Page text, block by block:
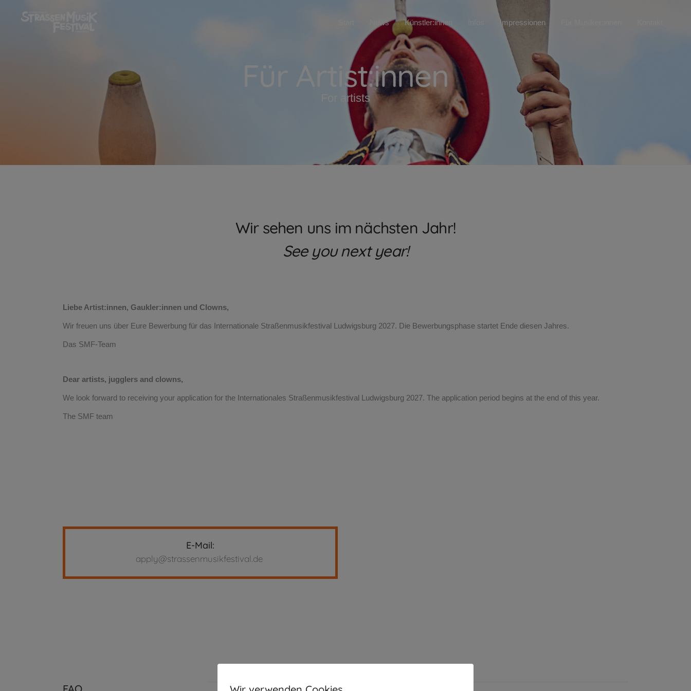
News Künstler:innen Impressionen
Für Artist:innen
For artists
Wir sehen uns im nächsten Jahr!
See you next year!
Liebe Artist:innen, Gaukler:innen und Clowns,
Wir freuen uns über Eure Bewerbung für das Internationale Straßenmusikfestival Ludwigsburg 2027. Die Bewerbungsphase startet Ende diesen Jahres.
Das SMF-Team
Dear artists, jugglers and clowns,
We look forward to receiving your application for the Internationales Straßenmusikfestival Ludwigsburg 2027. The application period begins at the end of this year.
The SMF team
E-Mail:
apply@strassenmusikfestival.de